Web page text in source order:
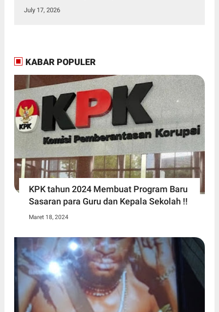
SMKN 3 Bitung dalam Kegiatan MPLS
July 17, 2026
KABAR POPULER
KPK tahun 2024 Membuat Program Baru
Sasaran para Guru dan Kepala Sekolah !!
Maret 18, 2024